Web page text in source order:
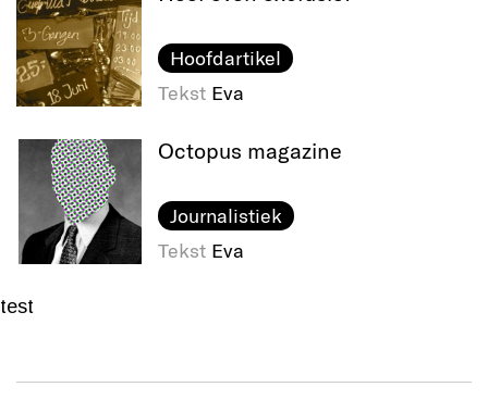
Hoofdartikel
Tekst Eva
Octopus magazine
Journalistiek
Tekst Eva
test